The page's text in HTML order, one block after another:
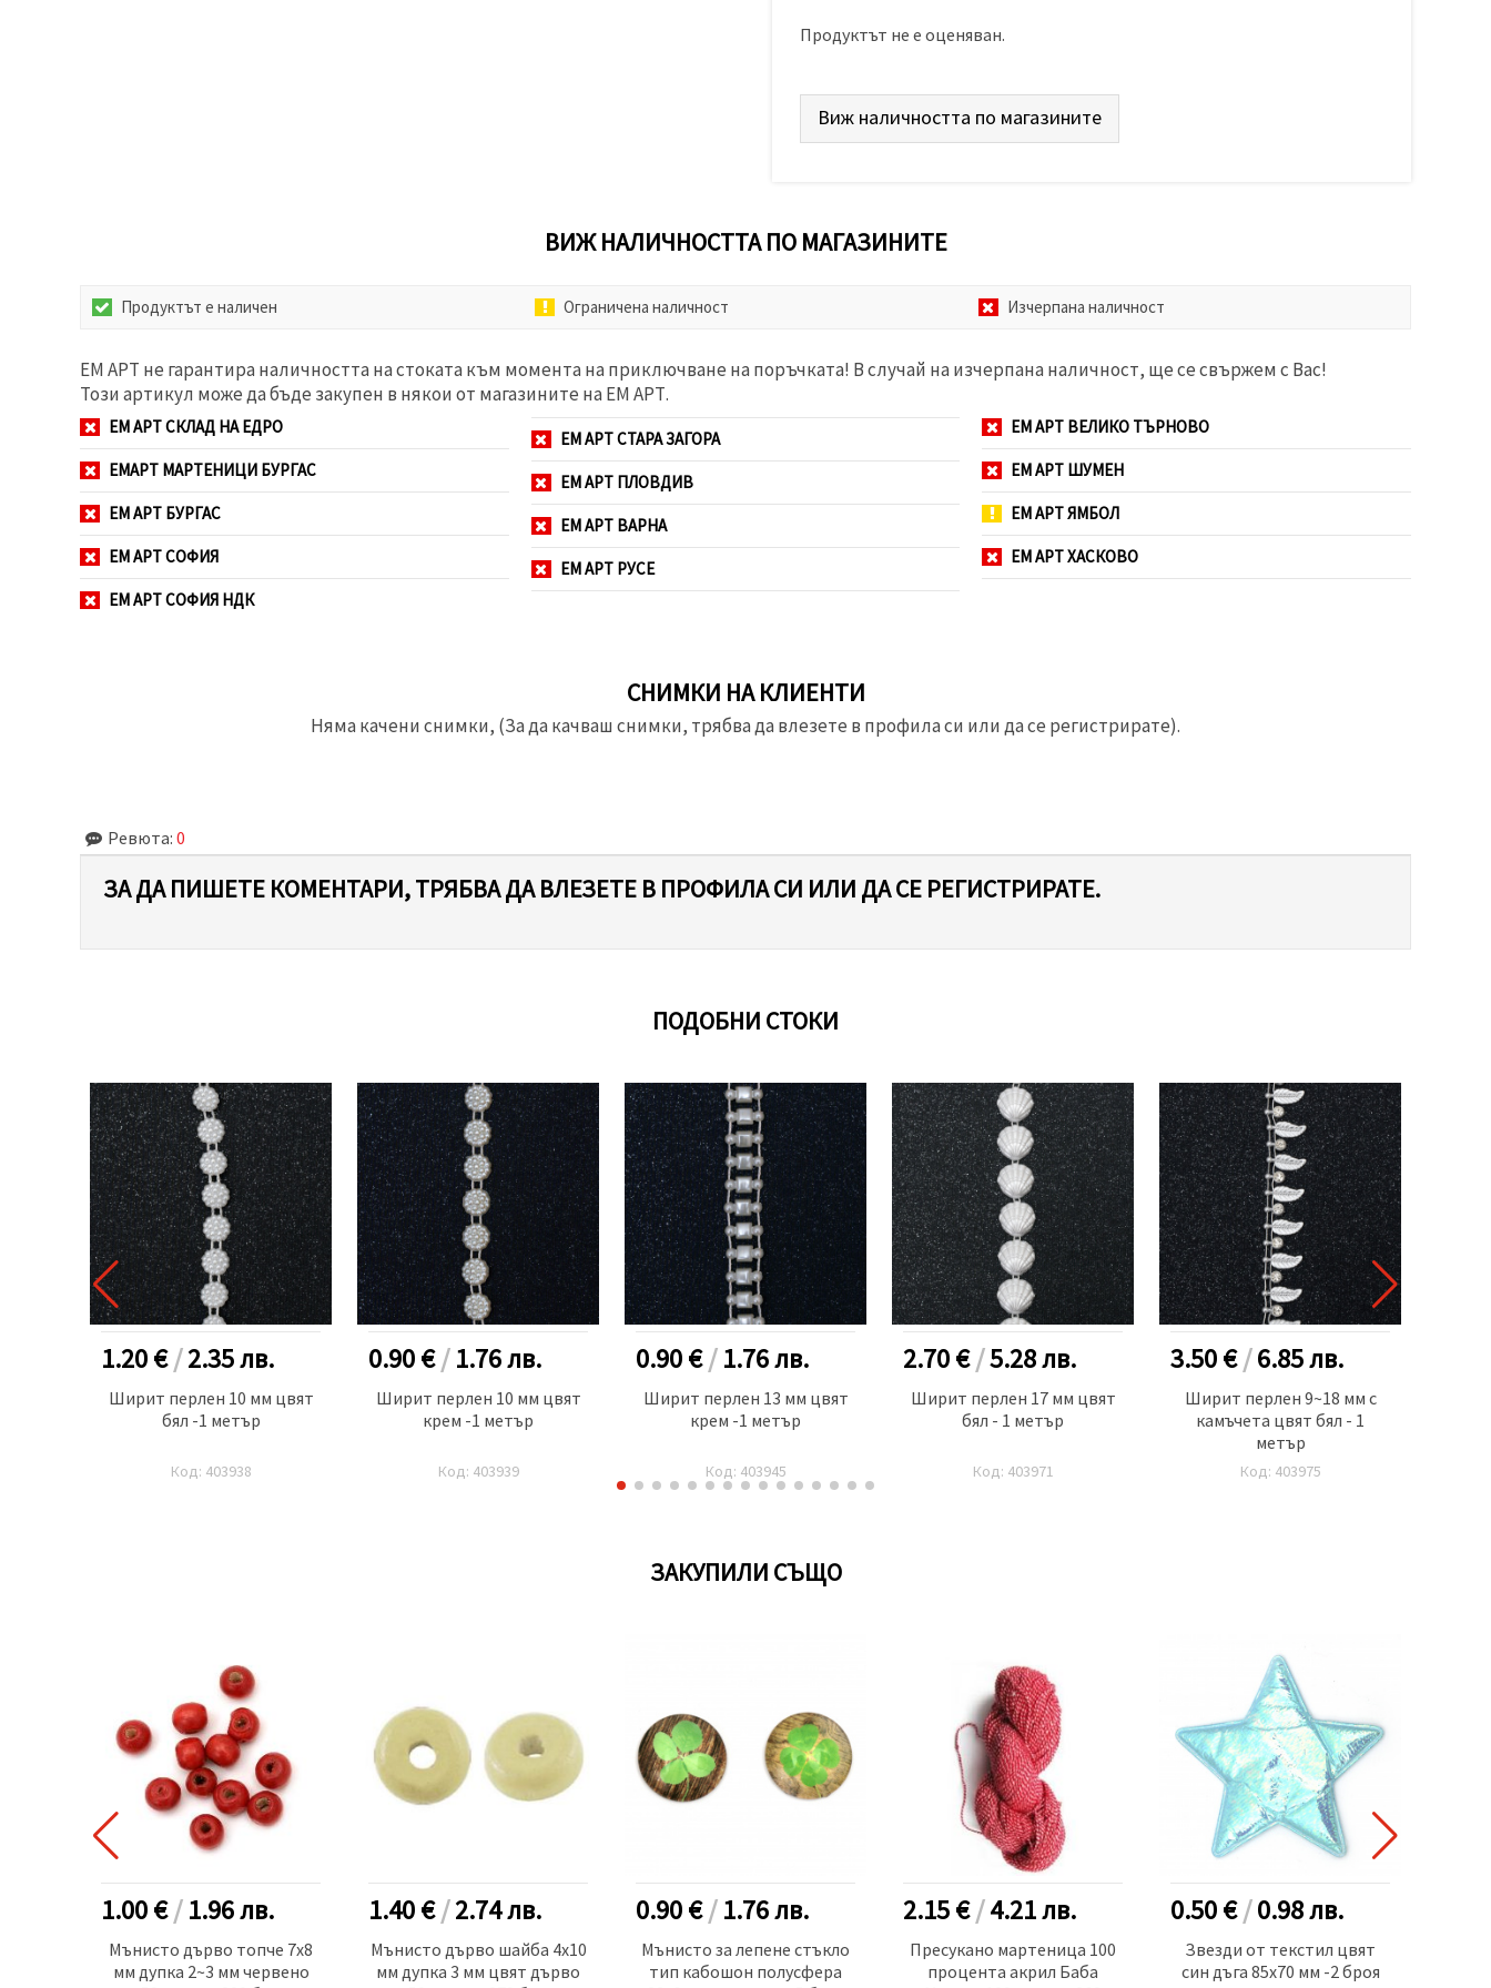
Продуктът не е оценяван.
Виж наличността по магазините
ВИЖ НАЛИЧНОСТТА ПО МАГАЗИНИТЕ
Продуктът е наличен Ограничена наличност Изчерпана наличност
ЕМ АРТ не гарантира наличността на стоката към момента на приключване на поръчката! В случай на изчерпана наличност, ще се свържем с Вас!
Този артикул може да бъде закупен в някои от магазините на ЕМ АРТ.
ЕМ АРТ СКЛАД НА ЕДРО
ЕМАРТ МАРТЕНИЦИ БУРГАС
ЕМ АРТ БУРГАС
ЕМ АРТ СОФИЯ
ЕМ АРТ СОФИЯ НДК
ЕМ АРТ СТАРА ЗАГОРА
ЕМ АРТ ПЛОВДИВ
ЕМ АРТ ВАРНА
ЕМ АРТ РУСЕ
ЕМ АРТ ВЕЛИКО ТЪРНОВО
ЕМ АРТ ШУМЕН
ЕМ АРТ ЯМБОЛ
ЕМ АРТ ХАСКОВО
СНИМКИ НА КЛИЕНТИ
Няма качени снимки, (За да качваш снимки, трябва да влезете в профила си или да се регистрирате).
Ревюта: 0
ЗА ДА ПИШЕТЕ КОМЕНТАРИ, ТРЯБВА ДА ВЛЕЗЕТЕ В ПРОФИЛА СИ ИЛИ ДА СЕ РЕГИСТРИРАТЕ.
ПОДОБНИ СТОКИ
1.20 €/2.35лв.
Ширит перлен 10 мм цвят
бял -1 метър
Код: 403938
0.90 €/1.76лв.
Ширит перлен 10 мм цвят
крем -1 метър
Код: 403939
0.90 €/1.76лв.
Ширит перлен 13 мм цвят
крем -1 метър
Код: 403945
2.70 €/5.28лв.
Ширит перлен 17 мм цвят
бял - 1 метър
Код: 403971
3.50 €/6.85лв.
Ширит перлен 9~18 мм с
камъчета цвят бял - 1
метър
Код: 403975
ЗАКУПИЛИ СЪЩО
1.00 €/1.96лв.
Мънисто дърво топче 7x8
мм дупка 2~3 мм червено
1.40 €/2.74лв.
Мънисто дърво шайба 4x10
мм дупка 3 мм цвят дърво
0.90 €/1.76лв.
Мънисто за лепене стъкло
тип кабошон полусфера
2.15 €/4.21лв.
Пресукано мартеница 100
процента акрил Баба
0.50 €/0.98лв.
Звезди от текстил цвят
син дъга 85x70 мм -2 броя